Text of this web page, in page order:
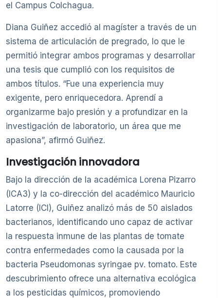
el Campus Colchagua.
Diana Guiñez accedió al magíster a través de un
sistema de articulación de pregrado, lo que le
permitió integrar ambos programas y desarrollar
una tesis que cumplió con los requisitos de
ambos títulos. “Fue una experiencia muy
exigente, pero enriquecedora. Aprendí a
organizarme bajo presión y a profundizar en la
investigación de laboratorio, un área que me
apasiona”, afirmó Guiñez.
Investigación innovadora
Bajo la dirección de la académica Lorena Pizarro
(ICA3) y la co-dirección del académico Mauricio
Latorre (ICI), Guiñez analizó más de 50 aislados
bacterianos, identificando uno capaz de activar
la respuesta inmune de las plantas de tomate
contra enfermedades como la causada por la
bacteria Pseudomonas syringae pv. tomato. Este
descubrimiento ofrece una alternativa ecológica
a los pesticidas químicos, promoviendo